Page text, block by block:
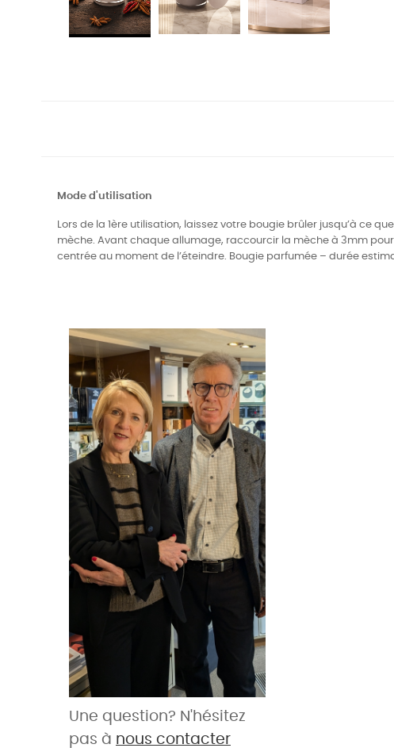
Mode d'utilisation
Lors de la 1ère utilisation, laissez votre bougie brûler jusqu’à ce
mèche. Avant chaque allumage, raccourcir la mèche à 3mm
centrée au moment de l’éteindre. Bougie parfumée – durée
Une question? N'hésitez
pas à nous contacter